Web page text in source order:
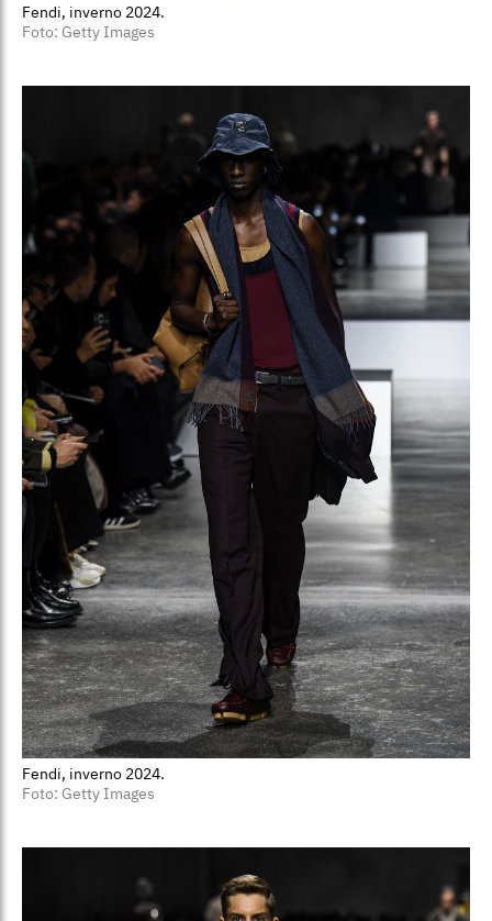
Fendi, inverno 2024.
Foto: Getty Images
Fendi, inverno 2024.
Foto: Getty Images